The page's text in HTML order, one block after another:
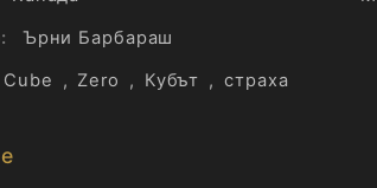
Ърни Барбараш
Cube , Zero , Кубът , страха